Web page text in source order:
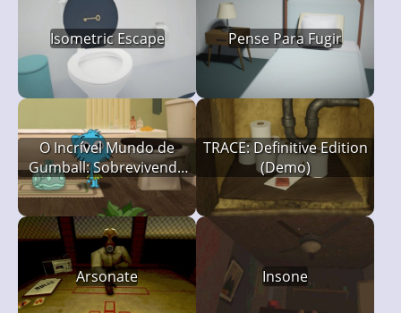
Isometric Escape Pense Para Fugir
O Incrível Mundo de
Gumball: Sobrevivendo
Sozinho em Casa
TRACE: Definitive Edition
(Demo)
Arsonate Insone